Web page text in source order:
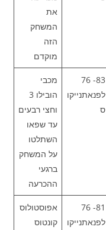
את
המשחק
הזה
מוקדם
83- 76
לפנאתנייקו
ס
מכבי
הובילו 3
וחצי רבעים
עד שפאו
השתלטו
על המשחק
ברגעי
ההכרעה
81- 76
לפנאתנייקו
אפוסטולוס
קונטוס